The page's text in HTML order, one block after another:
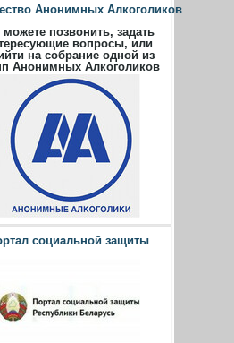
Анонимных Алкоголиков
позвонить, задать
вопросы, или
на собрание одной из
Анонимных Алкоголиков
социальной защиты